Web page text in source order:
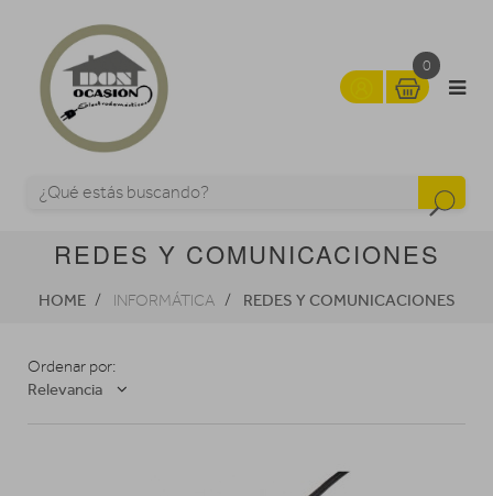
0
REDES Y COMUNICACIONES
HOME INFORMÁTICA REDES Y COMUNICACIONES
Ordenar por:
Relevancia